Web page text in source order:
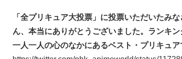
「全プリキュア大投票」に投票いただいたみ
ん、本当にありがとうございました。ランキ
一人一人の心のなかにあるベスト・プリキュア